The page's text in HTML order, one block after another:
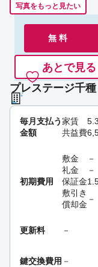
写真をもっと見たい
無 料
あとで見る
プレステージ千
毎月支払う
金額
家賃 5.3
共益費
初期費用
敷金
－
礼金
－
保証金
敷引き
償却金
－
更新料 －
鍵交換費用 －